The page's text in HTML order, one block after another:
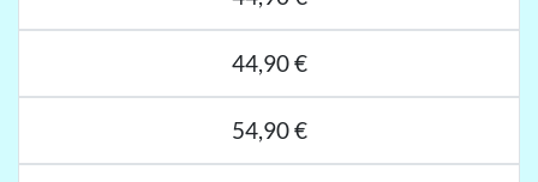
44,90 €
54,90 €